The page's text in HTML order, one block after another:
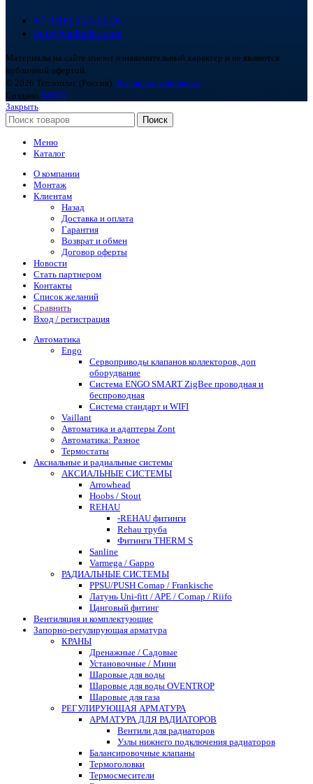
+7 (918) 252-12-26
info@teploplas.com
Материалы на сайте имеют ознакомительный характер и не являются
публичной офертой.
© 2026 Теплоплас (Россия). Все права защищены.
Создано BOND
Закрыть
Поиск
Меню
Каталог
О компании
Монтаж
Клиентам
Назад
Доставка и оплата
Гарантия
Возврат и обмен
Договор оферты
Новости
Стать партнером
Контакты
Список желаний
Сравнить
Вход / регистрация
Автоматика
Engo
Сервоприводы клапанов коллекторов, доп
оборудвание
Система ENGO SMART ZigBee проводная и
беспроводная
Система стандарт и WIFI
Vaillant
Автоматика и адаптеры Zont
Автоматика: Разное
Термостаты
Аксиальные и радиальные системы
АКСИАЛЬНЫЕ СИСТЕМЫ
Arrowhead
Hoobs / Stout
REHAU
-REHAU фитинги
Rehau труба
Фитинги THERM S
Sanline
Varmega / Gappo
РАДИАЛЬНЫЕ СИСТЕМЫ
PPSU/PUSH Comap / Frankische
Латунь Uni-fitt / APE / Comap / Riifo
Цанговый фитинг
Вентиляция и комплектующие
Запорно-регулирующая арматура
КРАНЫ
Дренажные / Садовые
Установочные / Мини
Шаровые для воды
Шаровые для воды OVENTROP
Шаровые для газа
РЕГУЛИРУЮЩАЯ АРМАТУРА
АРМАТУРА ДЛЯ РАДИАТОРОВ
Вентили для радиаторов
Узлы нижнего подключения радиаторов
Балансировочные клапаны
Термоголовки
Термосмесители